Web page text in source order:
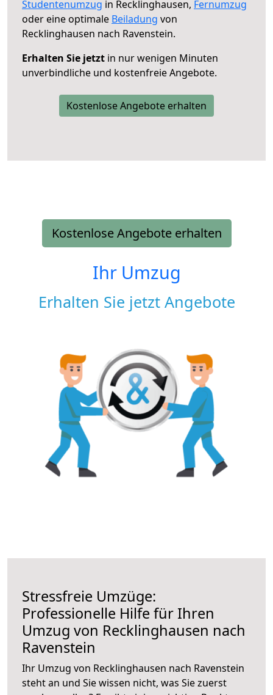
Studentenumzug in Recklinghausen, Fernumzug
oder eine optimale Beiladung von
Recklinghausen nach Ravenstein.
Erhalten Sie jetzt in nur wenigen Minuten
unverbindliche und kostenfreie Angebote.
Kostenlose Angebote erhalten
Kostenlose Angebote erhalten
Ihr Umzug
Erhalten Sie jetzt Angebote
Stressfreie Umzüge:
Professionelle Hilfe für Ihren
Umzug von Recklinghausen nach
Ravenstein
Ihr Umzug von Recklinghausen nach Ravenstein
steht an und Sie wissen nicht, was Sie zuerst